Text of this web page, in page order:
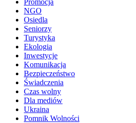
NGO
Osiedla
Seniorzy
Turystyka
Ekologia
Inwestycje
Komunikacja
Bezpieczeństwo
Świadczenia
Czas wolny
Dla mediów
Ukraina
Pomnik Wolności